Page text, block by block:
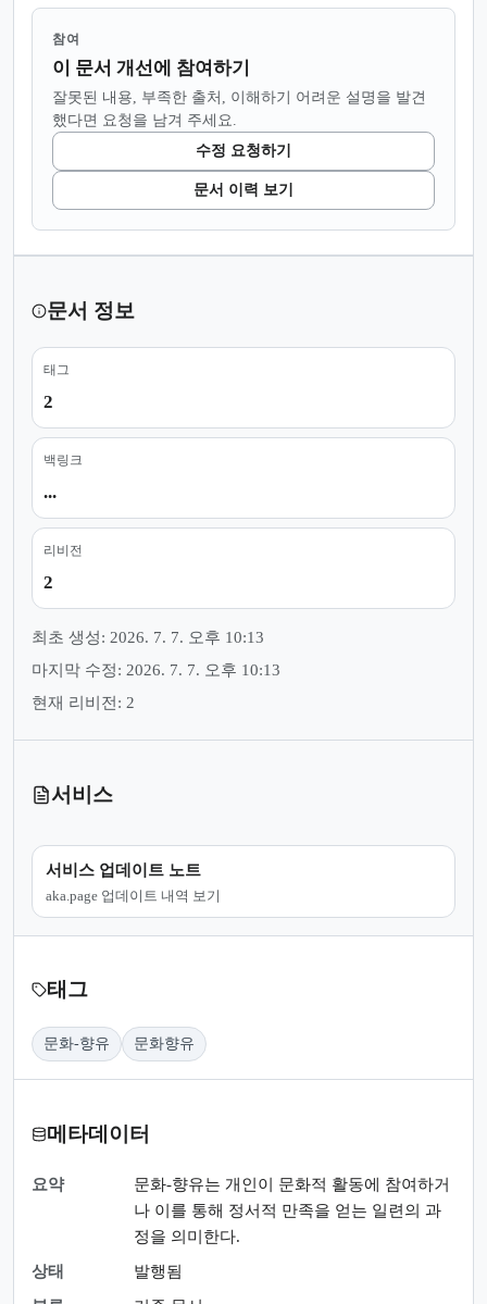
참여
이 문서 개선에 참여하기
잘못된 내용, 부족한 출처, 이해하기 어려운 설명을 발견
했다면 요청을 남겨 주세요.
수정 요청하기
문서 이력 보기
문서 정보
태그
2
백링크
...
리비전
2
최초 생성: 2026. 7. 7. 오후 10:13
마지막 수정: 2026. 7. 7. 오후 10:13
현재 리비전: 2
서비스
서비스 업데이트 노트
aka.page 업데이트 내역 보기
태그
문화-향유 문화향유
메타데이터
요약
문화-향유는 개인이 문화적 활동에 참여하거
나 이를 통해 정서적 만족을 얻는 일련의 과
정을 의미한다.
상태
발행됨